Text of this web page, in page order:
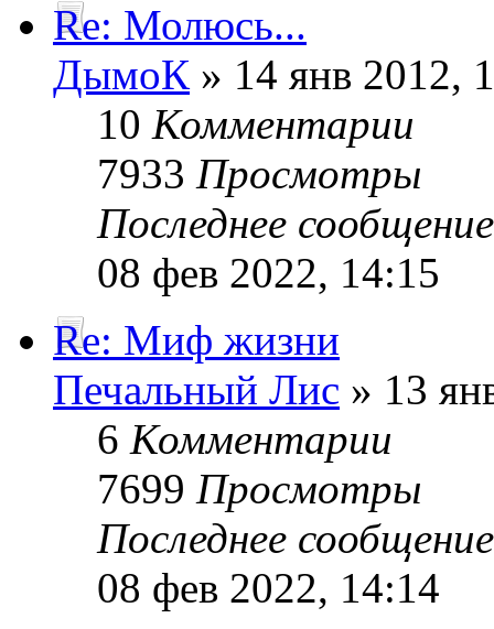
Re: Молюсь...
ДымоК » 14 янв 2012,
10 Комментарии
7933 Просмотры
Последнее
08 фев 2022, 14:15
Re: Миф жизни
Печальный Лис » 13
6 Комментарии
7699 Просмотры
Последнее
08 фев 2022, 14:14